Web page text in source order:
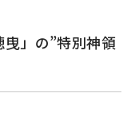
曳」の”特別神領